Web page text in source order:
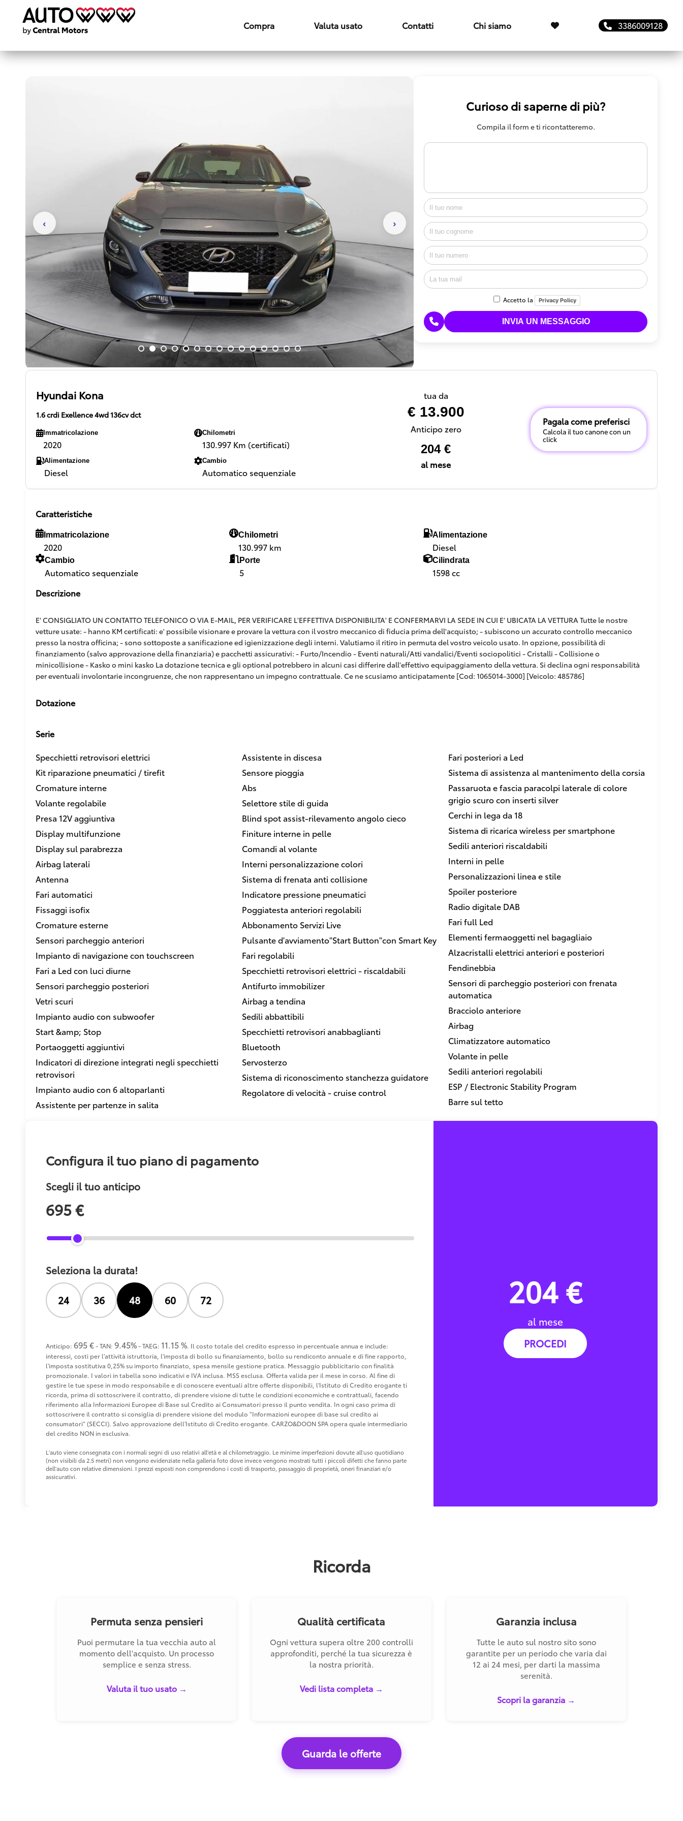
Compra Valuta usato Contatti Chi siamo 3386009128
Curioso di saperne di più?
Compila il form e ti ricontatteremo.
Accetto la Privacy Policy
Hyundai Kona
1.6 crdi Exellence 4wd 136cv dct
Immatricolazione
2020
Chilometri
130.997 Km (certificati)
Alimentazione
Diesel
Cambio
Automatico sequenziale
tua da
€ 13.900
Anticipo zero
204 €
al mese
Pagala come preferisci
Calcola il tuo canone con un
click
Caratteristiche
Immatricolazione
2020
Chilometri
130.997 km
Alimentazione
Diesel
Cambio
Automatico sequenziale
Porte
5
Cilindrata
1598 cc
Descrizione
E' CONSIGLIATO UN CONTATTO TELEFONICO O VIA E-MAIL, PER VERIFICARE L'EFFETTIVA DISPONIBILITA' E CONFERMARVI LA SEDE IN CUI E' UBICATA LA VETTURA Tutte le nostre
vetture usate: - hanno KM certificati: e' possibile visionare e provare la vettura con il vostro meccanico di fiducia prima dell'acquisto; - subiscono un accurato controllo meccanico
presso la nostra officina; - sono sottoposte a sanificazione ed igienizzazione degli interni. Valutiamo il ritiro in permuta del vostro veicolo usato. In opzione, possibilità di
finanziamento (salvo approvazione della finanziaria) e pacchetti assicurativi: - Furto/Incendio - Eventi naturali/Atti vandalici/Eventi sociopolitici - Cristalli - Collisione o
minicollisione - Kasko o mini kasko La dotazione tecnica e gli optional potrebbero in alcuni casi differire dall'effettivo equipaggiamento della vettura. Si declina ogni responsabilità
per eventuali involontarie incongruenze, che non rappresentano un impegno contrattuale. Ce ne scusiamo anticipatamente [Cod: 1065014-3000] [Veicolo: 485786]
Dotazione
Serie
Specchietti retrovisori elettrici
Kit riparazione pneumatici / tirefit
Cromature interne
Volante regolabile
Presa 12V aggiuntiva
Display multifunzione
Display sul parabrezza
Airbag laterali
Antenna
Fari automatici
Fissaggi isofix
Cromature esterne
Sensori parcheggio anteriori
Impianto di navigazione con touchscreen
Fari a Led con luci diurne
Sensori parcheggio posteriori
Vetri scuri
Impianto audio con subwoofer
Start &amp; Stop
Portaoggetti aggiuntivi
Indicatori di direzione integrati negli specchietti
retrovisori
Impianto audio con 6 altoparlanti
Assistente per partenze in salita
Assistente in discesa
Sensore pioggia
Abs
Selettore stile di guida
Blind spot assist-rilevamento angolo cieco
Finiture interne in pelle
Comandi al volante
Interni personalizzazione colori
Sistema di frenata anti collisione
Indicatore pressione pneumatici
Poggiatesta anteriori regolabili
Abbonamento Servizi Live
Pulsante d'avviamento"Start Button"con Smart Key
Fari regolabili
Specchietti retrovisori elettrici - riscaldabili
Antifurto immobilizer
Airbag a tendina
Sedili abbattibili
Specchietti retrovisori anabbaglianti
Bluetooth
Servosterzo
Sistema di riconoscimento stanchezza guidatore
Regolatore di velocità - cruise control
Fari posteriori a Led
Sistema di assistenza al mantenimento della corsia
Passaruota e fascia paracolpi laterale di colore
grigio scuro con inserti silver
Cerchi in lega da 18
Sistema di ricarica wireless per smartphone
Sedili anteriori riscaldabili
Interni in pelle
Personalizzazioni linea e stile
Spoiler posteriore
Radio digitale DAB
Fari full Led
Elementi fermaoggetti nel bagagliaio
Alzacristalli elettrici anteriori e posteriori
Fendinebbia
Sensori di parcheggio posteriori con frenata
automatica
Bracciolo anteriore
Airbag
Climatizzatore automatico
Volante in pelle
Sedili anteriori regolabili
ESP / Electronic Stability Program
Barre sul tetto
Configura il tuo piano di pagamento
Scegli il tuo anticipo
695 €
Seleziona la durata!
24 36 48 60 72
Anticipo: 695 €- TAN: 9.45%- TAEG: 11.15 %. Il costo totale del credito espresso in percentuale annua e include:
interessi, costi per l'attività istruttoria, l'imposta di bollo su finanziamento, bollo su rendiconto annuale e di fine rapporto,
l'imposta sostitutiva 0,25% su importo finanziato, spesa mensile gestione pratica. Messaggio pubblicitario con finalità
promozionale. I valori in tabella sono indicativi e IVA inclusa. MSS esclusa. Offerta valida per il mese in corso. Al fine di
gestire le tue spese in modo responsabile e di conoscere eventuali altre offerte disponibili, l'Istituto di Credito erogante ti
ricorda, prima di sottoscrivere il contratto, di prendere visione di tutte le condizioni economiche e contrattuali, facendo
riferimento alla Informazioni Europee di Base sul Credito ai Consumatori presso il punto vendita. In ogni caso prima di
sottoscrivere il contratto si consiglia di prendere visione del modulo "Informazioni europee di base sul credito ai
consumatori" (SECCI). Salvo approvazione dell'Istituto di Credito erogante. CARZO&DOON SPA opera quale intermediario
del credito NON in esclusiva.
L'auto viene consegnata con i normali segni di uso relativi all'età e al chilometraggio. Le minime imperfezioni dovute all'uso quotidiano
(non visibili da 2.5 metri) non vengono evidenziate nella galleria foto dove invece vengono mostrati tutti i piccoli difetti che fanno parte
dell'auto con relative dimensioni. I prezzi esposti non comprendono i costi di trasporto, passaggio di proprietà, oneri finanziari e/o
assicurativi.
204 €
al mese
PROCEDI
Ricorda
Permuta senza pensieri
Puoi permutare la tua vecchia auto al
momento dell'acquisto. Un processo
semplice e senza stress.
Valuta il tuo usato →
Qualità certificata
Ogni vettura supera oltre 200 controlli
approfonditi, perché la tua sicurezza è
la nostra priorità.
Vedi lista completa →
Garanzia inclusa
Tutte le auto sul nostro sito sono
garantite per un periodo che varia dai
12 ai 24 mesi, per darti la massima
serenità.
Scopri la garanzia →
Guarda le offerte